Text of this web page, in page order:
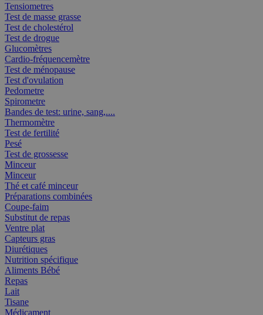
Tensiometres
Test de masse grasse
Test de cholestérol
Test de drogue
Glucomètres
Cardio-fréquencemètre
Test de ménopause
Test d'ovulation
Pedometre
Spirometre
Bandes de test: urine, sang,....
Thermomètre
Test de fertilité
Pesé
Test de grossesse
Minceur
Minceur
Thé et café minceur
Préparations combinées
Coupe-faim
Substitut de repas
Ventre plat
Capteurs gras
Diurétiques
Nutrition spécifique
Aliments Bébé
Repas
Lait
Tisane
Médicament